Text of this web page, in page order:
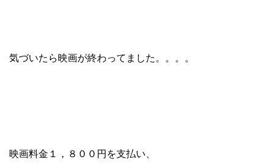
気づいたら映画が終わってました。。。。
映画料金１，８００円を支払い、